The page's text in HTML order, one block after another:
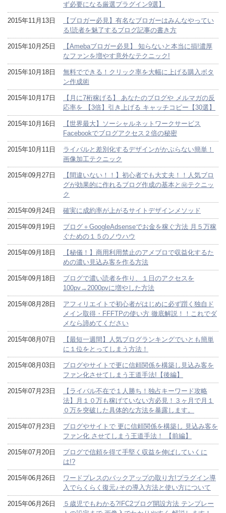
ず必要になる厳選プラグイン9選】
2015年11月13日
【ブロガー必見】有名なブロガーはみんなやってい
る!読者を魅了するブログ記事の書き方
2015年10月25日
【Amebaブロガー必見】 知らないと本当に損!濃厚
なファンを増やす意外なテクニック!
2015年10月18日
無料でできる！クリック率を大幅に上げる購入ボタ
ン作成術
2015年10月17日
【月に7桁稼げる】 あなたのブログや メルマガの反
応率を 【3倍】引き上げる キャッチコピー【30選】
2015年10月16日
【世界最大】ソーシャルネットワークサービス
Facebookでブログアクセス２倍の秘密
2015年10月11日
ライバルと差別化するデザインがかぶらない簡単！
画像加工テクニック
2015年09月27日
【間違いない！！】初心者でも大丈夫！！人気ブロ
グが効果的に作れるブログ作成の基本と㊙テクニッ
ク
2015年09月24日 確実に成約率が上がるサイトデザインメソッド
2015年09月19日
ブログ＋GoogleAdsenseでお金を稼ぐ方法 月５万稼
ぐための１５のノウハウ
2015年09月18日
【秘儀！】商用利用禁止のアメブロで収益化するた
めの濃い見込み客を作る方法
2015年09月18日
ブログで濃い読者を作り、１日のアクセスを
100pv→2000pvに増やした方法
2015年08月28日
アフィリエイトで初心者がはじめに必ず躓く独自ド
メイン取得・FFFTPの使い方 徹底解説！！これでダ
メなら諦めてください
2015年08月07日
【最短一週間】人気ブログランキングでいとも簡単
に１位をとってしまう方法！
2015年08月03日
ブログやサイトで更に信頼関係を構築し見込み客を
ファン化させてしまう王道手法!【後編】
2015年07月23日
【ライバル不在で１人勝ち！独占キーワード攻略
法】月１０万も稼げていない方必見！３ヶ月で月１
０万を突破した具体的な方法を暴露します。
2015年07月23日
ブログやサイトで 更に信頼関係を構築し 見込み客を
ファン化 させてしまう王道手法！ 【前編】
2015年07月20日
ブログで信頼を得て手堅く収益を伸ばしていくに
は!?
2015年06月26日
ワードプレスのバックアップの取り方!プラグイン導
入でらくらく復元♪その導入方法と使い方について
2015年06月26日
５歳児でもわかる?!FC2ブログ開設方法 テンプレー